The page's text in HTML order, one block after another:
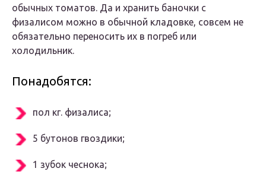
обычных томатов. Да и хранить баночки с
физалисом можно в обычной кладовке, совсем не
обязательно переносить их в погреб или
холодильник.
Понадобятся:
пол кг. физалиса;
5 бутонов гвоздики;
1 зубок чеснока;